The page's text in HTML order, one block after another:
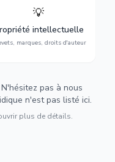
💡
intellectuelle
marques, droits d'auteur
de vos créations
et lutte contre la
contrefaçon.
pas à nous
n'est pas listé ici.
plus de détails.